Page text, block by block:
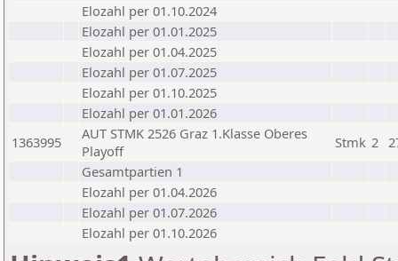
Elozahl per 01.10.2024
Elozahl per 01.01.2025
Elozahl per 01.04.2025
Elozahl per 01.07.2025
Elozahl per 01.10.2025
Elozahl per 01.01.2026
1363995
AUT STMK 2526 Graz 1.Klasse Oberes
Playoff
Stmk 2
Gesamtpartien 1
Elozahl per 01.04.2026
Elozahl per 01.07.2026
Elozahl per 01.10.2026